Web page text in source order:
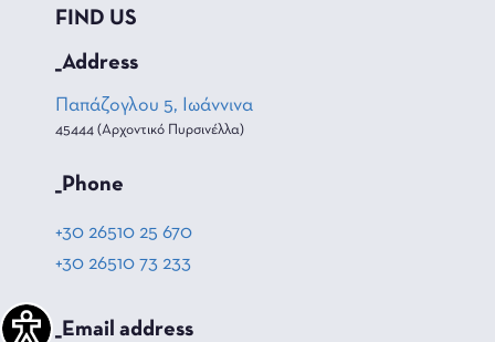
FIND US
_Address
Παπάζογλου 5, Ιωάννινα
45444 (Αρχοντικό Πυρσινέλλα)
_Phone
+30 26510 25 670
+30 26510 73 233
_Email address